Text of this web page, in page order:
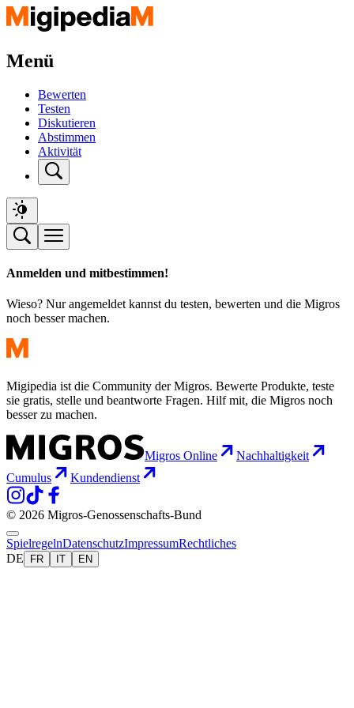
Menü
Bewerten
Testen
Diskutieren
Abstimmen
Aktivität
Anmelden und mitbestimmen!
Wieso? Nur angemeldet kannst du testen, bewerten und die Migros
noch besser machen.
Migipedia ist die Community der Migros. Bewerte Produkte, teste
sie gratis, stelle und beantworte Fragen. Hilf mit, die Migros noch
besser zu machen.
Migros Online
Nachhaltigkeit
Cumulus
Kundendienst
© 2026 Migros-Genossenschafts-Bund
SpielregelnDatenschutzImpressumRechtliches
DE
FR IT EN